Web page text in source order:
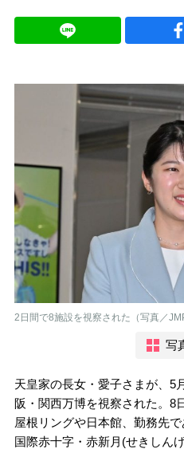
2日間で8施設を視察された（写真／
写
天皇家の長女・愛子さまが、5
阪・関西万博を視察された。8
屋根リングや日本館、勤務先
国際赤十字・赤新月(せきしん